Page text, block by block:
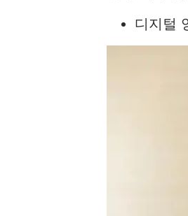
디지털